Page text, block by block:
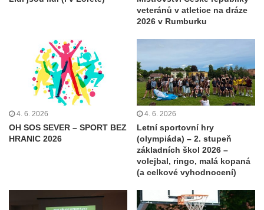
veteránů v atletice na dráze
2026 v Rumburku
4. 6. 2026
OH SOS SEVER – SPORT BEZ
HRANIC 2026
4. 6. 2026
Letní sportovní hry
(olympiáda) – 2. stupeň
základních škol 2026 –
volejbal, ringo, malá kopaná
(a celkové vyhodnocení)